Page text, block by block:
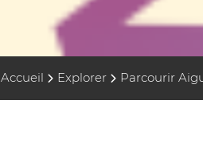
Accueil Explorer Parcourir